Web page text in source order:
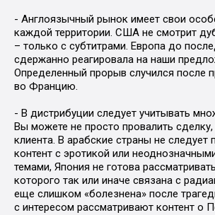
- Англоязычный рынок имеет свои
каждой территории. США не смотрит
– только с субтитрами. Европа до
сдержанно реагировала на наши
Определенный прорыв случился после
во Францию.
- В дистрибуции следует учитывать
Вы можете не просто провалить сделку,
клиента. В арабские страны не следует
контент с эротикой или
темами, Япония не готова
которого так или иначе связана с
еще слишком «болезнена» после
с интересом рассматривают контент о